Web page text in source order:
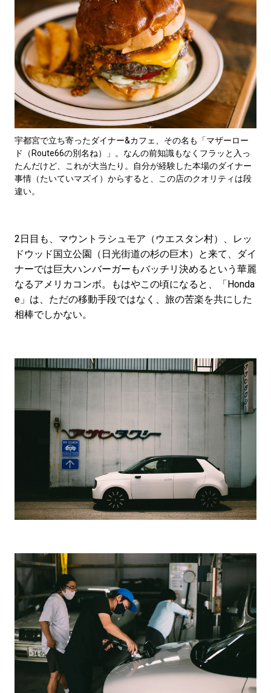
宇都宮で立ち寄ったダイナー&カフェ、その名も「マザーロー
ド（Route66の別名ね）」。なんの前知識もなくフラッと入っ
たんだけど、これが大当たり。自分が経験した本場のダイナー
事情（たいていマズイ）からすると、この店のクオリティは段
違い。
2日目も、マウントラシュモア（ウエスタン村）、レッ
ドウッド国立公園（日光街道の杉の巨木）と来て、ダイ
ナーでは巨大ハンバーガーもバッチリ決めるという華麗
なるアメリカコンボ。もはやこの頃になると、「Honda
e」は、ただの移動手段ではなく、旅の苦楽を共にした
相棒でしかない。